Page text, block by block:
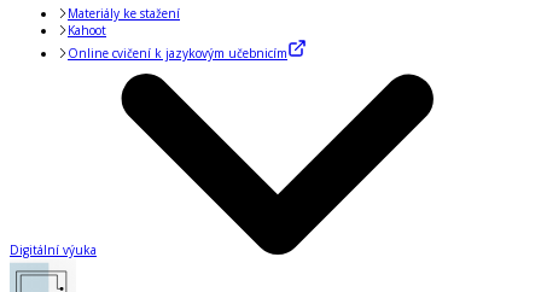
Materiály ke stažení
Kahoot
Online cvičení k jazykovým učebnicím
Digitální výuka